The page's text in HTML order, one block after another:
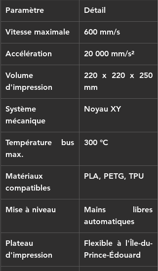
Paramètre Détail
Vitesse maximale 600 mm/s
Accélération 20 000 mm/s²
Volume
d'impression
220 x 220 x 250
mm
Système
mécanique
Noyau XY
Température bus
max.
300 °C
Matériaux
compatibles
PLA, PETG, TPU
Mise à niveau
Mains libres
automatiques
Plateau
d'impression
Flexible à l'Île-du-
Prince-Édouard